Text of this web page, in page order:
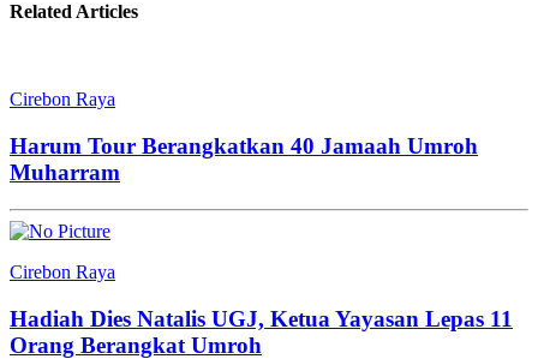
Related Articles
Cirebon Raya
Harum Tour Berangkatkan 40 Jamaah Umroh
Muharram
Cirebon Raya
Hadiah Dies Natalis UGJ, Ketua Yayasan Lepas 11
Orang Berangkat Umroh